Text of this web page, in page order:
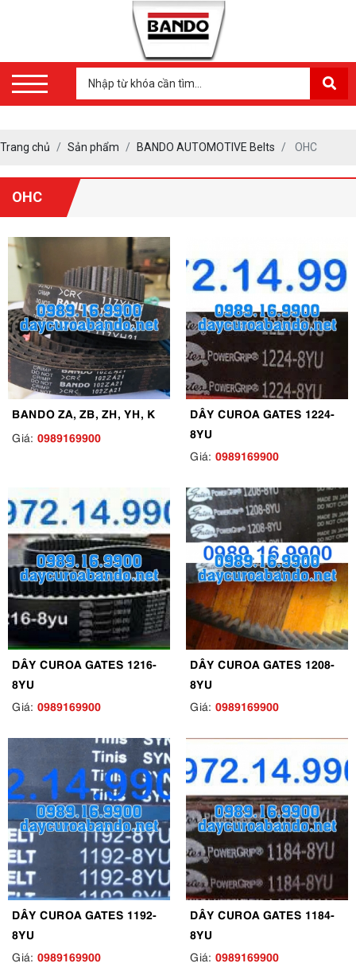
Trang chủ Sản phẩm BANDO AUTOMOTIVE Belts OHC
OHC
BANDO ZA, ZB, ZH, YH, K
Giá: 0989169900
DÂY CUROA GATES 1224-
8YU
Giá: 0989169900
DÂY CUROA GATES 1216-
8YU
Giá: 0989169900
DÂY CUROA GATES 1208-
8YU
Giá: 0989169900
DÂY CUROA GATES 1192-
8YU
Giá: 0989169900
DÂY CUROA GATES 1184-
8YU
Giá: 0989169900